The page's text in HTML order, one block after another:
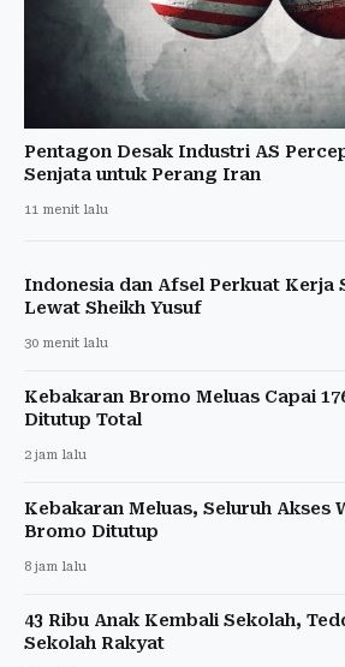
Pentagon Desak Industri AS
Senjata untuk Perang Iran
11 menit lalu
Indonesia dan Afsel Perkuat Kerja
Lewat Sheikh Yusuf
30 menit lalu
Kebakaran Bromo Meluas Capai
Ditutup Total
2 jam lalu
Kebakaran Meluas, Seluruh Akses
Bromo Ditutup
8 jam lalu
43 Ribu Anak Kembali Sekolah,
Sekolah Rakyat